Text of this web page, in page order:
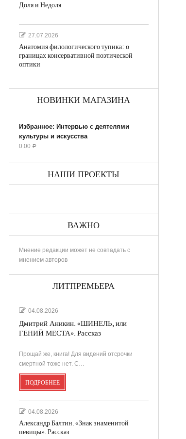
Доля и Недоля
27.07.2026
Анатомия филологического тупика: о
границах консервативной поэтической
оптики
НОВИНКИ МАГАЗИНА
Избранное: Интервью с деятелями
культуры и искусства
0.00 Р
НАШИ ПРОЕКТЫ
ВАЖНО
Мнение редакции может не совпадать с
мнением авторов
ЛИТПРЕМЬЕРА
04.08.2026
Дмитрий Аникин. «ШИНЕЛЬ, или
ГЕНИЙ МЕСТА». Рассказ
Прощай же, книга! Для видений отсрочки
смертной тоже нет. С…
ПОДРОБНЕЕ
04.08.2026
Александр Балтин. «Знак знаменитой
певицы». Рассказ